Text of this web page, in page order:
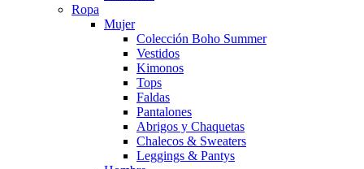
Ropa
Mujer
Colección Boho Summer
Vestidos
Kimonos
Tops
Faldas
Pantalones
Abrigos y Chaquetas
Chalecos & Sweaters
Leggings & Pantys